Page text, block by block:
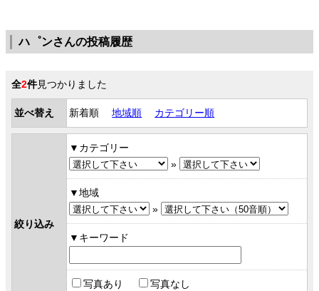
ハ゜ンさんの投稿履歴
全2件見つかりました
並べ替え 新着順 地域順 カテゴリー順
絞り込み
カテゴリー
»
地域
»
キーワード
写真あり
写真なし